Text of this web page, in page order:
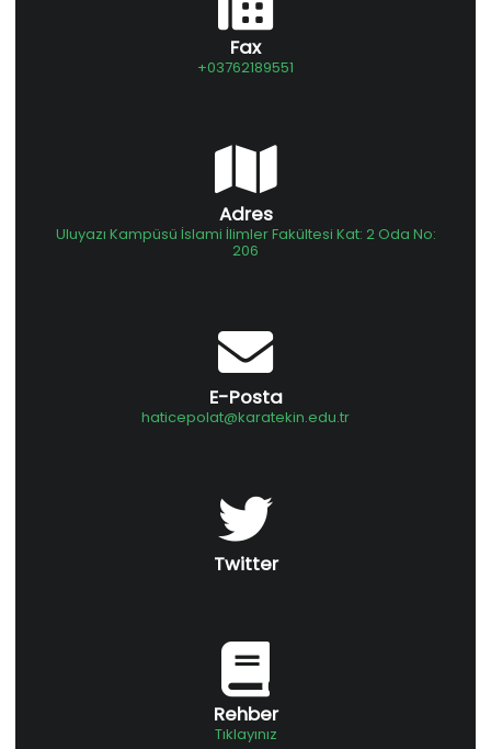
Fax
+03762189551
Adres
Uluyazı Kampüsü İslami İlimler Fakültesi Kat: 2 Oda No:
206
E-Posta
haticepolat@karatekin.edu.tr
Twitter
Rehber
Tıklayınız